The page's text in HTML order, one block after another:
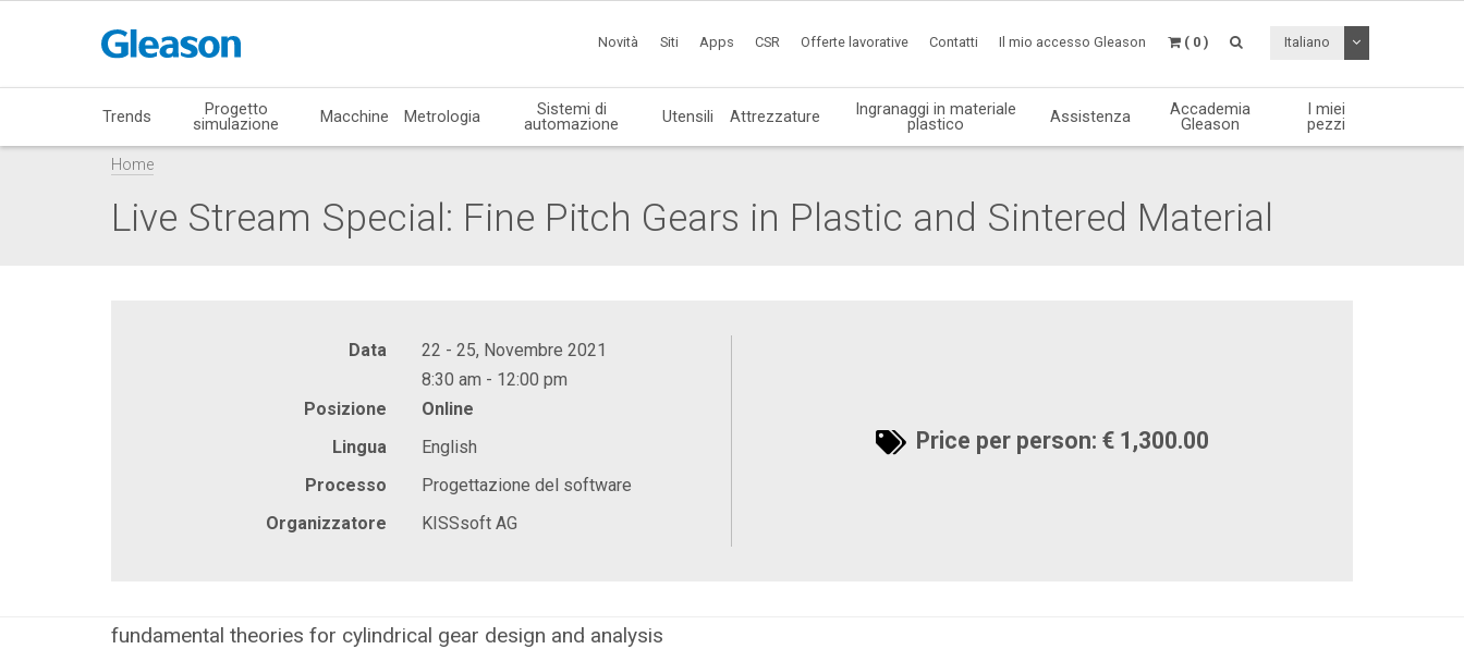
Novità Siti Apps CSR Offerte lavorative Contatti Il mio accesso Gleason ( 0 ) Italiano Attiva /
Trends Progetto
simulazione Macchine Metrologia Sistemi di
automazione Utensili Attrezzature Ingranaggi in materiale
plastico Assistenza Accademia
Gleason
I miei
pezzi
Home
Live Stream Special: Fine Pitch Gears in Plastic and Sintered Material
Data
22 - 25, Novembre 2021
8:30 am - 12:00 pm
Posizione
Online
Lingua
English
Processo
Progettazione del software
Organizzatore
KISSsoft AG
Price per person: € 1,300.00
Progettazione, analisi e
fundamental theories for cylindrical gear design and analysis